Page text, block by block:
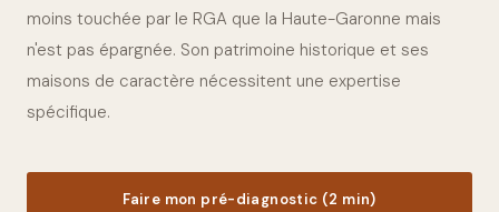
moins touchée par le RGA que la Haute-Garonne mais
n'est pas épargnée. Son patrimoine historique et ses
maisons de caractère nécessitent une expertise
spécifique.
Faire mon pré-diagnostic (2 min)